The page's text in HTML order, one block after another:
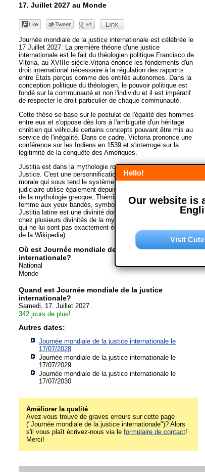
17. Juillet 2027 au Monde
Journée mondiale de la justice internationale est célébrée le
17 Juillet 2027. La première théorie d'une justice
internationale est le fait du théologien politique Francisco de
Vitoria, au XVIIIe siècle.Vitoria énonce les fondements d'un
droit international nécessaire à la régulation des rapports
entre États perçus comme des entités autonomes. Dans la
conception politique du théologien, le pouvoir politique est
fondé sur la communauté et non l'individu et il est impératif
de respecter le droit particulier de chaque communauté.
Cette thèse se base sur le postulat de l'égalité des hommes
entre eux et s'oppose dès lors à l'ambiguïté d'un héritage
chrétien qui véhicule certains concepts pouvant être mis au
service de l'inégalité. Dans ce cadre, Victoria prononce une
conférence sur les Indiens en 1539 et s'interroge sur la
légitimité de la conquête des Amériques.
Justitia est dans la mythologie romaine la déesse de la
Justice. C'est une personnification allégorique de la force
morale qui sous tend le système légal. La symbolique
judiciaire utilise également depuis le XIIIe siècle une figure
de la mythologie grecque, Thémis, sous les traits d'une
femme aux yeux bandés, symbolisant l'impartialité. La
Justitia latine est une divinité dont les attributs se retrouvent
chez plusieurs divinités de la mythologie grecque et romaine
qui ne lui sont pas exactement équivalentes. (Avec materiél
de la Wikipedia)
Où est Journée mondiale de la justice
internationale?
National
Monde
Quand est Journée mondiale de la justice
internationale?
Samedi, 17. Juillet 2027
342 jours de plus!
Autres dates:
Journée mondiale de la justice internationale le
17/07/2028
Journée mondiale de la justice internationale le
17/07/2029
Journée mondiale de la justice internationale le
17/07/2030
Améliorer la qualité
Avez-vous trouvé de graves erreurs sur cette page
("Journée mondiale de la justice internationale")? Alors
s'il vous plaît écrivez-nous via le formulaire de contact!
Merci!
Hello!
Our website is
Visit